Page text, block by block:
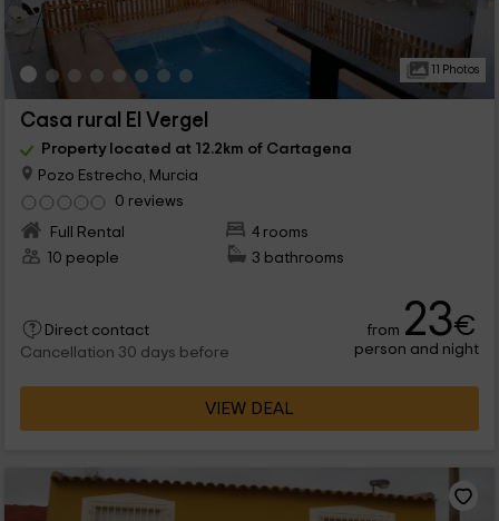
11 Photos
Casa rural El Vergel
Property located at 12.2km of Cartagena
Pozo Estrecho, Murcia
0 reviews
Full Rental
4 rooms
10 people
3 bathrooms
Direct contact
Cancellation 30 days before
from 23€
person and night
VIEW DEAL